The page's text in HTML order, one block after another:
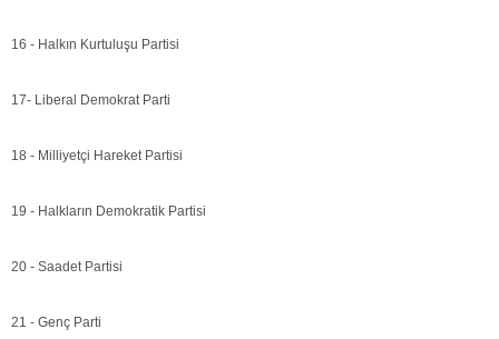
16 - Halkın Kurtuluşu Partisi
17- Liberal Demokrat Parti
18 - Milliyetçi Hareket Partisi
19 - Halkların Demokratik Partisi
20 - Saadet Partisi
21 - Genç Parti